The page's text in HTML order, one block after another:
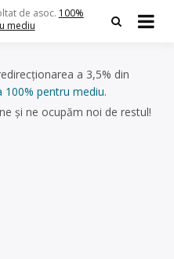
de asoc. 100%
mediu
a 3,5% din
100% pentru mediu.
și ne ocupăm noi de restul!